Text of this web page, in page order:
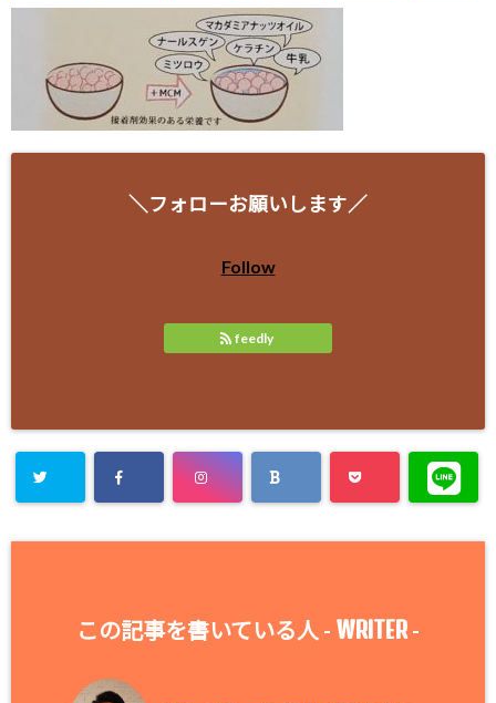
＼フォローお願いします／
Follow
feedly
この記事を書いている人 - WRITER-